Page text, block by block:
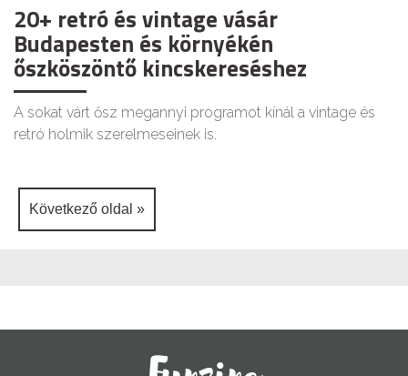
20+ retró és vintage vásár
Budapesten és környékén
őszköszöntő kincskereséshez
A sokat várt ősz megannyi programot kínál a vintage és
retró holmik szerelmeseinek is.
Következő oldal »